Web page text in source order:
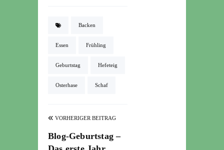
Backen
Essen Frühling
Geburtstag Hefeteig
Osterhase Schaf
VORHERIGER BEITRAG
Blog-Geburtstag –